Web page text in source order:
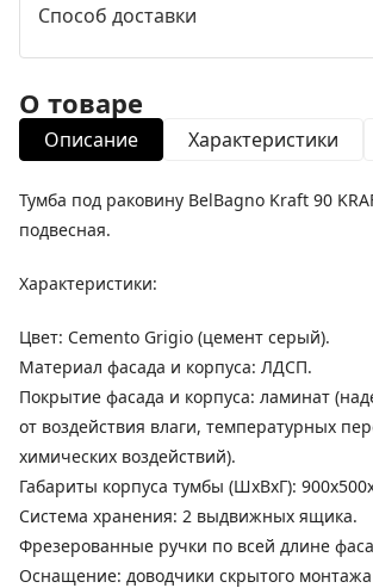
Способ доставки
О товаре
Описание Характеристики
Тумба под раковину BelBagno Kraft 90
подвесная.
Характеристики:
Цвет: Cemento Grigio (цемент серый).
Материал фасада и корпуса: ЛДСП.
Покрытие фасада и корпуса: ламинат
от воздействия влаги, температурных
химических воздействий).
Габариты корпуса тумбы (ШхВхГ):
Система хранения: 2 выдвижных ящика.
Фрезерованные ручки по всей длине
Оснащение: доводчики скрытого